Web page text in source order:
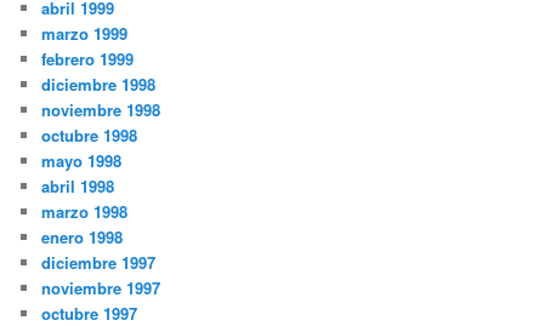
abril 1999
marzo 1999
febrero 1999
diciembre 1998
noviembre 1998
octubre 1998
mayo 1998
abril 1998
marzo 1998
enero 1998
diciembre 1997
noviembre 1997
octubre 1997